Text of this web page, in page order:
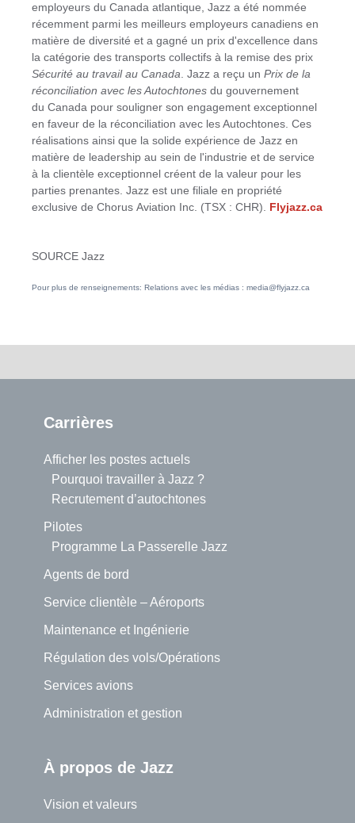
employeurs du Canada atlantique, Jazz a été nommée
récemment parmi les meilleurs employeurs canadiens en
matière de diversité et a gagné un prix d'excellence dans
la catégorie des transports collectifs à la remise des prix
Sécurité au travail au Canada . Jazz a reçu un Prix de la
réconciliation avec les Autochtones du gouvernement
du Canada pour souligner son engagement exceptionnel
en faveur de la réconciliation avec les Autochtones. Ces
réalisations ainsi que la solide expérience de Jazz en
matière de leadership au sein de l'industrie et de service
à la clientèle exceptionnel créent de la valeur pour les
parties prenantes. Jazz est une filiale en propriété
exclusive de Chorus Aviation Inc. (TSX : CHR). Flyjazz.ca
SOURCE Jazz
Pour plus de renseignements: Relations avec les médias : media@flyjazz.ca
Carrières
Afficher les postes actuels
Pourquoi travailler à Jazz ?
Recrutement d’autochtones
Pilotes
Programme La Passerelle Jazz
Agents de bord
Service clientèle – Aéroports
Maintenance et Ingénierie
Régulation des vols/Opérations
Services avions
Administration et gestion
À propos de Jazz
Vision et valeurs